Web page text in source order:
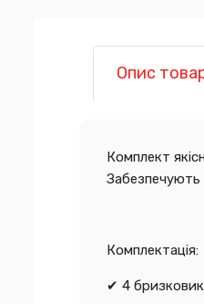
Опис
Комплект
Комплектація:
✔ 4